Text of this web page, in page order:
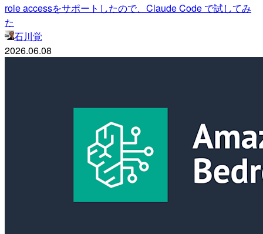
role accessをサポートしたので、Claude Code で試してみ
た
石川覚
2026.06.08